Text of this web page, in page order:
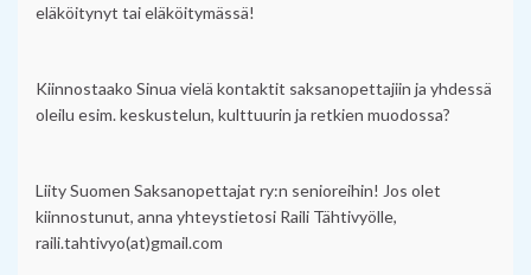
eläköitynyt tai eläköitymässä!
Kiinnostaako Sinua vielä kontaktit saksanopettajiin ja yhdessä
oleilu esim. keskustelun, kulttuurin ja retkien muodossa?
Liity Suomen Saksanopettajat ry:n senioreihin! Jos olet
kiinnostunut, anna yhteystietosi Raili Tähtivyölle,
raili.tahtivyo(at)gmail.com